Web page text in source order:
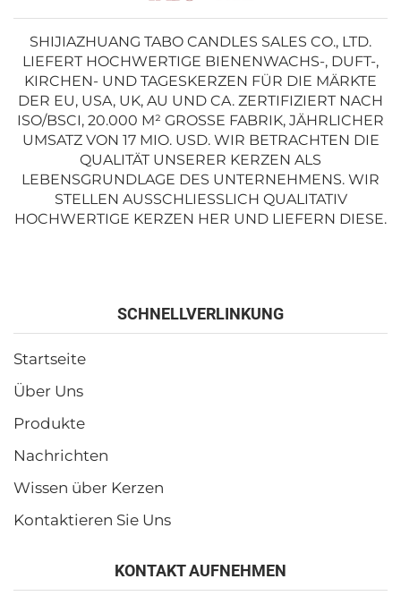
SHIJIAZHUANG TABO CANDLES SALES CO., LTD.
LIEFERT HOCHWERTIGE BIENENWACHS-, DUFT-,
KIRCHEN- UND TAGESKERZEN FÜR DIE MÄRKTE
DER EU, USA, UK, AU UND CA. ZERTIFIZIERT NACH
ISO/BSCI, 20.000 M² GROSSE FABRIK, JÄHRLICHER U
MSATZ VON 17 MIO. USD. WIR BETRACHTEN DIE Q
UALITÄT UNSERER KERZEN ALS L
EBENSGRUNDLAGE DES UNTERNEHMENS. WIR S
TELLEN AUSSCHLIESSLICH QUALITATIV HO
CHWERTIGE KERZEN HER UND LIEFERN DIESE.
SCHNELLVERLINKUNG
Startseite
Über Uns
Produkte
Nachrichten
Wissen über Kerzen
Kontaktieren Sie Uns
KONTAKT AUFNEHMEN